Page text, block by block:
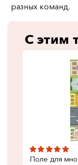
разных команд.
С этим
Поле для